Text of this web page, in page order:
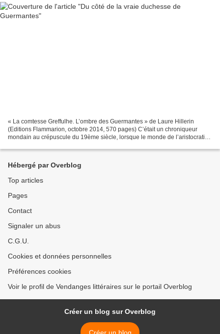
« La comtesse Greffulhe. L’ombre des Guermantes » de Laure Hillerin
(Editions Flammarion, octobre 2014, 570 pages) C’était un chroniqueur
mondain au crépuscule du 19ème siècle, lorsque le monde de l’aristocratie
Hébergé par Overblog
Top articles
Pages
Contact
Signaler un abus
C.G.U.
Cookies et données personnelles
Préférences cookies
Voir le profil de Vendanges littéraires sur le portail Overblog
Créer un blog sur Overblog